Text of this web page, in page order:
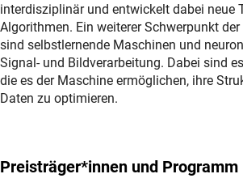
interdisziplinär und entwickelt dabei neue
Algorithmen. Ein weiterer Schwerpunkt
sind selbstlernende Maschinen und
Signal- und Bildverarbeitung. Dabei sind
die es der Maschine ermöglichen, ihre
Daten zu optimieren.
Preisträger*innen und Programm